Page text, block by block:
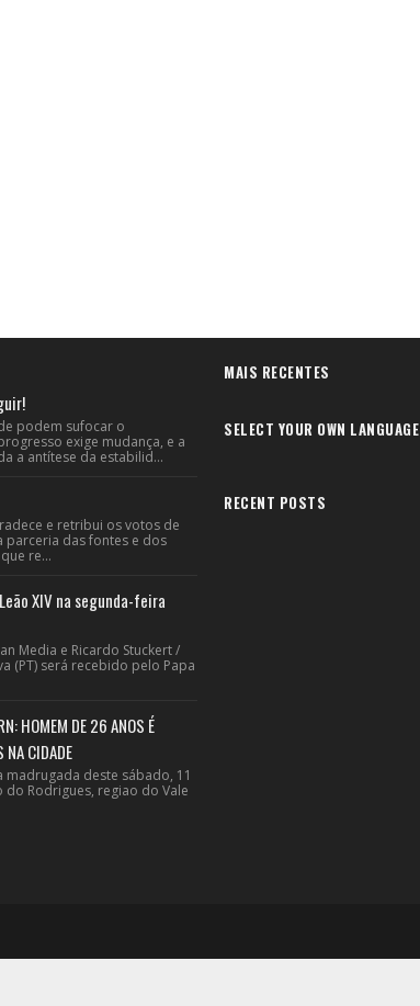
podem sufocar o
exige mudança, e a
a antítese da estabilid...
e retribui os votos de
das fontes e dos
re...
XIV na segunda-feira
Media e Ricardo Stuckert /
(PT) será recebido pelo Papa
HOMEM DE 26 ANOS É
NA CIDADE
madrugada deste sábado, 11
Rodrigues, regiao do Vale
MAIS RECENTES
SELECT YOUR OWN LANGUAGE
RECENT POSTS